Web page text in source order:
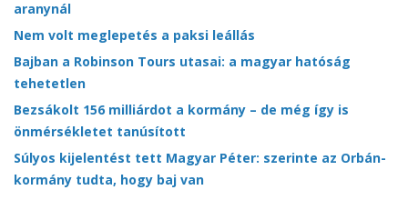
aranynál
Nem volt meglepetés a paksi leállás
Bajban a Robinson Tours utasai: a magyar hatóság
tehetetlen
Bezsákolt 156 milliárdot a kormány – de még így is
önmérsékletet tanúsított
Súlyos kijelentést tett Magyar Péter: szerinte az Orbán-
kormány tudta, hogy baj van